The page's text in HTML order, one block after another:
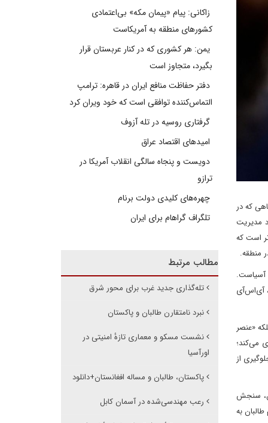
که در
مدیریت
است که
منطقه.
آسیاست.
آی‌اس‌آی
«عنصر
می‌کند؛
از
سنجش
به
زاکانی: پیام «پیمان مکه» بی‌اعتمادی
کشورهای منطقه به آمریکاست
یمن: هر کشوری که در کنار عربستان قرار
بگیرد، متجاوز است
دفتر حفاظت منافع ایران در قاهره: ترامپ
التماس‌کننده توافقی است که خود ویران کرد
گرفتاری روسیه در تله آزوف
امیدهای اقتصاد عراق
دویست و پنجاه سالگی انقلاب آمریکا در
ترازو
چهره‌های کلیدی دولت برنام
تلگراف گراهام برای ایران
مطالب مرتبط
تله‌گذاری جدید غرب برای محور شرق
نبرد نامتقارن طالبان و پاکستان
نشست مسکو و معماری تازهٔ امنیتی در
اورآسیا
پاکستان، طالبان و مساله افغانستان+دانلود
رعب مهندسی‌شده در آسمان کابل